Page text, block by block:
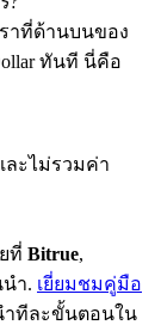
าที่ด้านบนของ
ทันที นี่คือ
ะไม่รวมค่า
ที่ Bitrue,
ำ. เยี่ยมชมคู่มือ
ทีละขั้นตอนใน